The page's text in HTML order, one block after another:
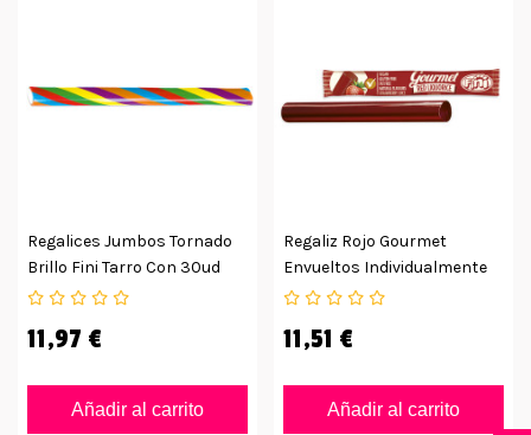
Regalices Jumbos Tornado
Brillo Fini Tarro Con 30ud
11,97 €
Añadir al carrito
Regaliz Rojo Gourmet
Envueltos Individualmente
Caja Con 32uds
11,51 €
Añadir al carrito